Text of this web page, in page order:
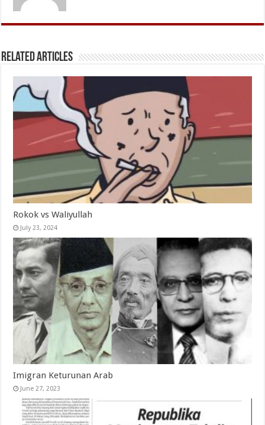
Related Articles
Rokok vs Waliyullah
July 23, 2024
Imigran Keturunan Arab
June 27, 2023